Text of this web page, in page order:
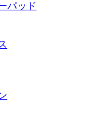
パッド